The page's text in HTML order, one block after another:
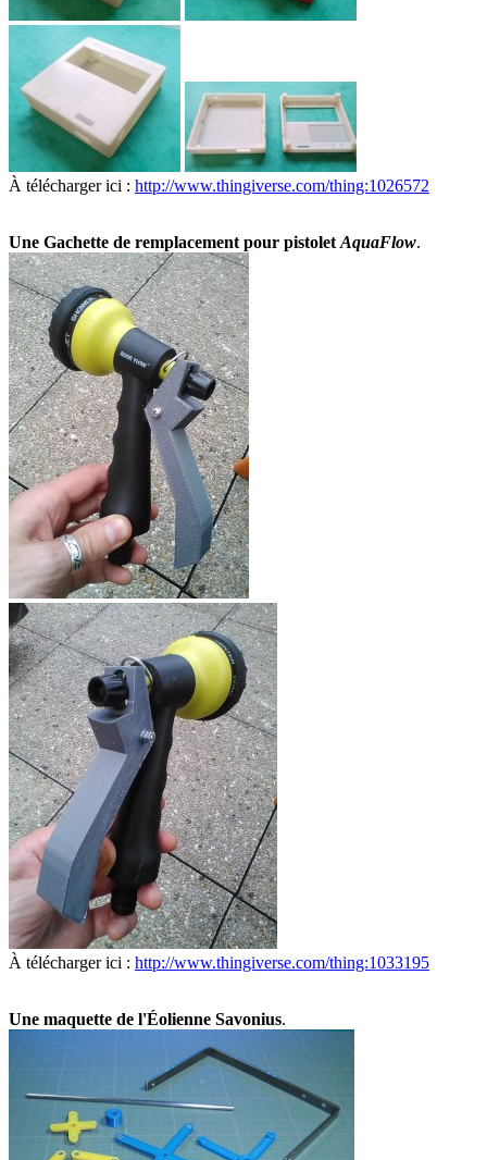
À télécharger ici : http://www.thingiverse.com/thing:1026572
Une Gachette de remplacement pour pistolet AquaFlow.
À télécharger ici : http://www.thingiverse.com/thing:1033195
Une maquette de l'Éolienne Savonius.